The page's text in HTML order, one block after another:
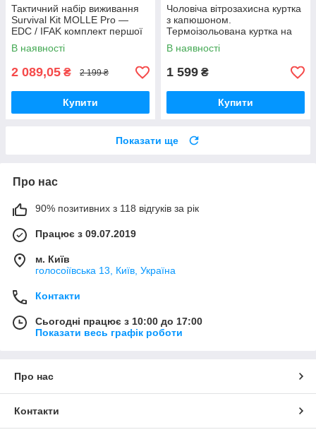
Тактичний набір виживання
Survival Kit MOLLE Pro —
EDC / IFAK комплект першої
допомоги та виживання 20+
предметів
В наявності
2 089,05 ₴ 2 199 ₴
Купити
Чоловіча вітрозахисна куртка
з капюшоном.
Термоізольована куртка на
блискавці XXL
В наявності
1 599 ₴
Купити
Показати ще
Про нас
90% позитивних з 118 відгуків за рік
Працює з 09.07.2019
м. Київ
голосоіївська 13, Київ, Україна
Контакти
Сьогодні працює з 10:00 до 17:00
Показати весь графік роботи
Про нас
Контакти